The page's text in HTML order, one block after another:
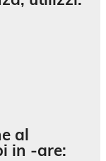
al
in -are: